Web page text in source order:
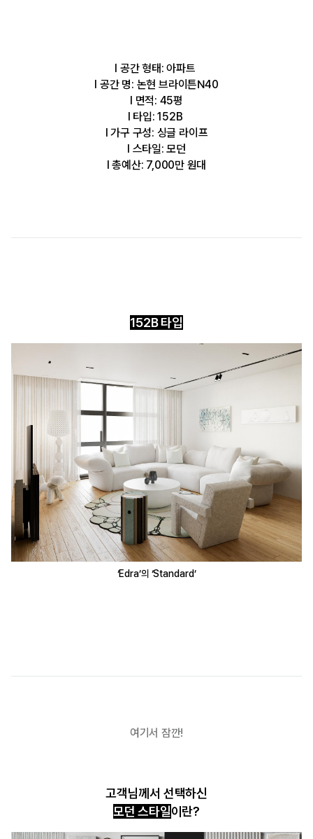
l 공간 형태: 아파트
l 공간 명: 논현 브라이튼N40
l 면적: 45평
l 타입: 152B
l 가구 구성: 싱글 라이프
l 스타일: 모던
l 총예산: 7,000만 원대
152B 타입
‘Edra’의 ‘Standard’
여기서 잠깐!
고객님께서 선택하신
모던 스타일이란?